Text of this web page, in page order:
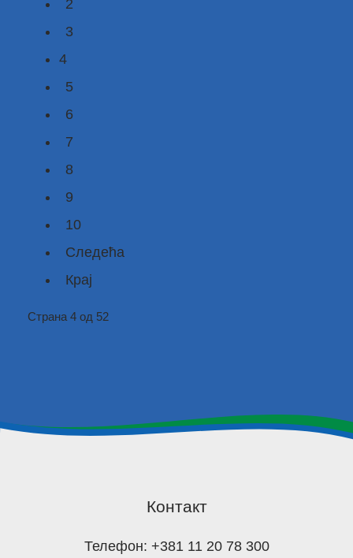
2
3
4
5
6
7
8
9
10
Следећа
Крај
Страна 4 од 52
Контакт
Телефон: +381 11 20 78 300